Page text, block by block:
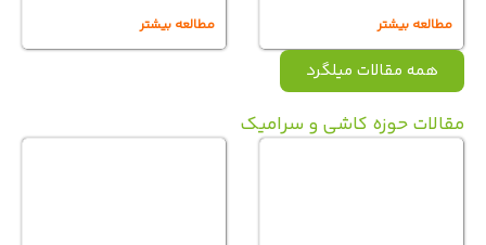
مطالعه بیشتر مطالعه بیشتر
همه مقالات میلگرد
حوزه کاشی و سرامیک